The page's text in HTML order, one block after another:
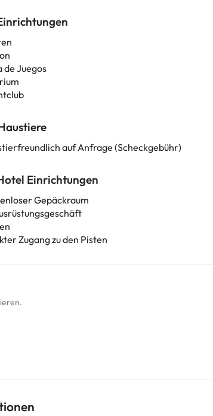
de Juegos
auf Anfrage (Scheckgebühr)
Einrichtungen
Gepäckraum
Zugang zu den Pisten